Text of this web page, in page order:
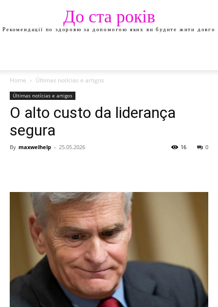
До ста років
Рекомендації по здоровю за допомогою яких ви будите жити довго
Home Últimas notícias e artigos
Últimas notícias e artigos
O alto custo da liderança
segura
By maxwelhelp - 25.05.2026 0
16